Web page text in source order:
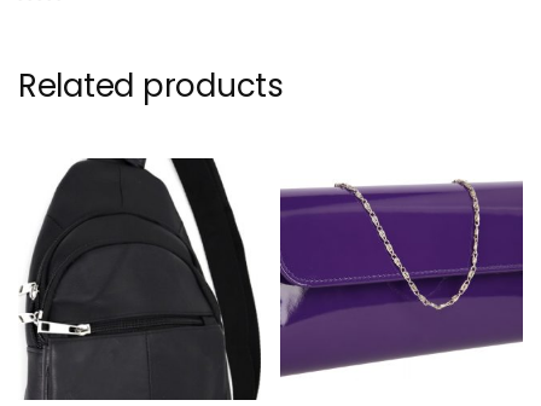
Related products